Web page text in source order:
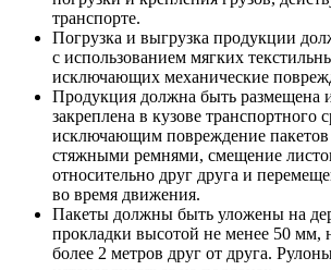
транспорте.
Погрузка и выгрузка продукции
с использованием мягких
исключающих механические
Продукция должна быть размещена
закреплена в кузове транспортного
исключающим повреждение пакетов
стяжными ремнями, смещение
относительно друг друга и
во время движения.
Пакеты должны быть уложены на
прокладки высотой не менее 50 мм,
более 2 метров друг от друга.